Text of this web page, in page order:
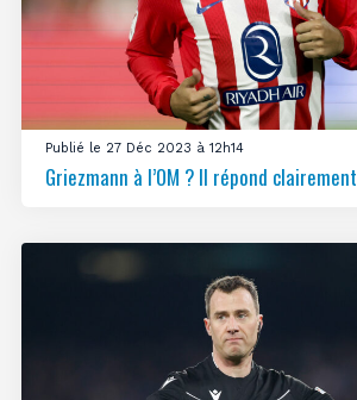
Publié le 27 Déc 2023 à 12h14
Griezmann à l’OM ? Il répond clairement